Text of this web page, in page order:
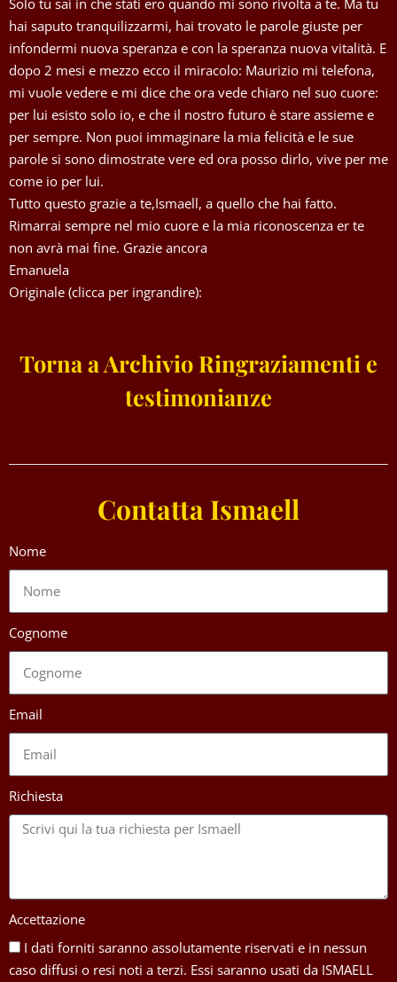
Solo tu sai in che stati ero quando mi sono rivolta a te. Ma tu
hai saputo tranquilizzarmi, hai trovato le parole giuste per
infondermi nuova speranza e con la speranza nuova vitalità. E
dopo 2 mesi e mezzo ecco il miracolo: Maurizio mi telefona,
mi vuole vedere e mi dice che ora vede chiaro nel suo cuore:
per lui esisto solo io, e che il nostro futuro è stare assieme e
per sempre. Non puoi immaginare la mia felicità e le sue
parole si sono dimostrate vere ed ora posso dirlo, vive per me
come io per lui.
Tutto questo grazie a te,Ismaell, a quello che hai fatto.
Rimarrai sempre nel mio cuore e la mia riconoscenza er te
non avrà mai fine. Grazie ancora
Emanuela
Originale (clicca per ingrandire):
Torna a Archivio Ringraziamenti e
testimonianze
Contatta Ismaell
Nome
Cognome
Email
Richiesta
Accettazione
I dati forniti saranno assolutamente riservati e in nessun
caso diffusi o resi noti a terzi. Essi saranno usati da ISMAELL